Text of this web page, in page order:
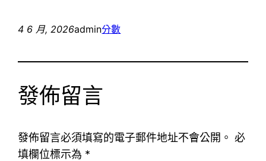
4 6 月, 2026admin分數
發佈留言
發佈留言必須填寫的電子郵件地址不會公開。 必
填欄位標示為 *